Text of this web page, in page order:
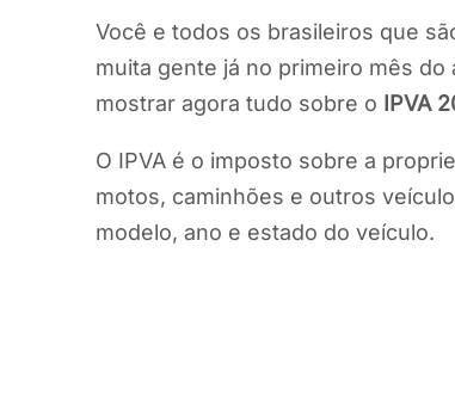
Você e todos os brasileiros que
muita gente já no primeiro mês
mostrar agora tudo sobre o IPVA
O IPVA é o imposto sobre a
motos, caminhões e outros
modelo, ano e estado do veículo.